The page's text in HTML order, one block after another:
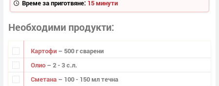
Време за приготвяне: 15 минути
Необходими продукти
Картофи – 500 г сварени
Олио – 2 - 3 с.л.
Сметана – 100 - 150 мл течна